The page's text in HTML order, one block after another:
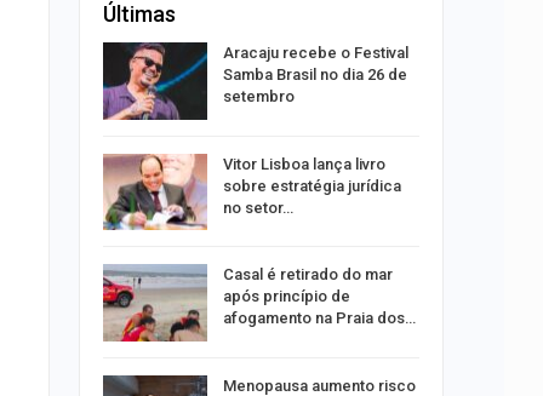
Últimas
Aracaju recebe o Festival
Samba Brasil no dia 26 de
setembro
Vitor Lisboa lança livro
sobre estratégia jurídica
no setor…
Casal é retirado do mar
após princípio de
afogamento na Praia dos…
Menopausa aumento risco